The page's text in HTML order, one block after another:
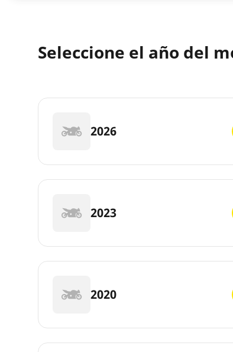
Seleccione el año del
2026
2023
2020